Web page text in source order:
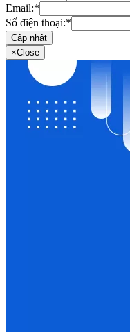
Email:*
Số điện thoại:*
Cập nhật
×Close